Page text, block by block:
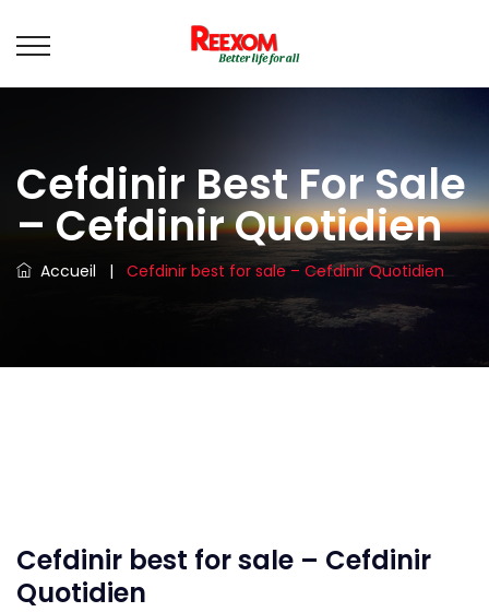
Cefdinir Best For Sale
– Cefdinir Quotidien
Accueil | Cefdinir best for sale – Cefdinir Quotidien
Cefdinir best for sale – Cefdinir
Quotidien